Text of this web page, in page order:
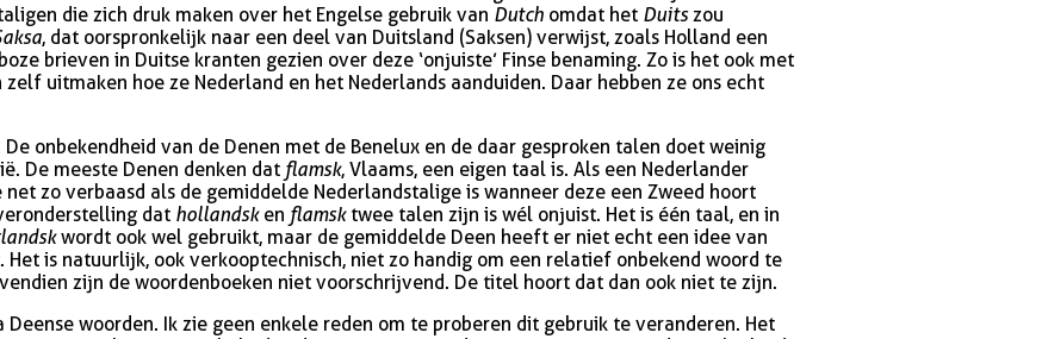
die zich druk maken over het Engelse gebruik van Dutch omdat het Duitszou
, dat oorspronkelijk naar een deel van Duitsland (Saksen) verwijst, zoals Holland een
brieven in Duitse kranten gezien over deze ‘onjuiste’ Finse benaming. Zo is het ook met
uitmaken hoe ze Nederland en het Nederlands aanduiden. Daar hebben ze ons echt
onbekendheid van de Denen met de Benelux en de daar gesproken talen doet weinig
De meeste Denen denken dat flamsk, Vlaams, een eigen taal is. Als een Nederlander
zo verbaasd als de gemiddelde Nederlandstalige is wanneer deze een Zweed hoort
dat hollandsken flamsktwee talen zijn is wél onjuist. Het is één taal, en in
wordt ook wel gebruikt, maar de gemiddelde Deen heeft er niet echt een idee van
is natuurlijk, ook verkooptechnisch, niet zo handig om een relatief onbekend woord te
zijn de woordenboeken niet voorschrijvend. De titel hoort dat dan ook niet te zijn.
woorden. Ik zie geen enkele reden om te proberen dit gebruik te veranderen. Het